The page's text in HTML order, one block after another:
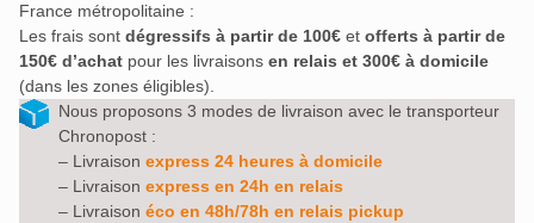
France métropolitaine :
Les frais sont dégressifs à partir de 100€ et offerts à partir de
150€ d’achat pour les livraisons en relais et 300€ à domicile
(dans les zones éligibles).
Nous proposons 3 modes de livraison avec le transporteur
Chronopost :
– Livraison express 24 heures à domicile
– Livraison express en 24h en relais
– Livraison éco en 48h/78h en relais pickup